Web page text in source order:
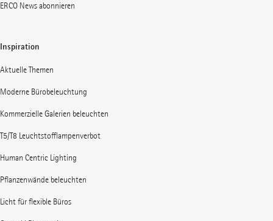
ERCO News abonnieren
Inspiration
Aktuelle Themen
Moderne Bürobeleuchtung
Kommerzielle Galerien beleuchten
T5/T8 Leuchtstofflampenverbot
Human Centric Lighting
Pflanzenwände beleuchten
Licht für flexible Büros